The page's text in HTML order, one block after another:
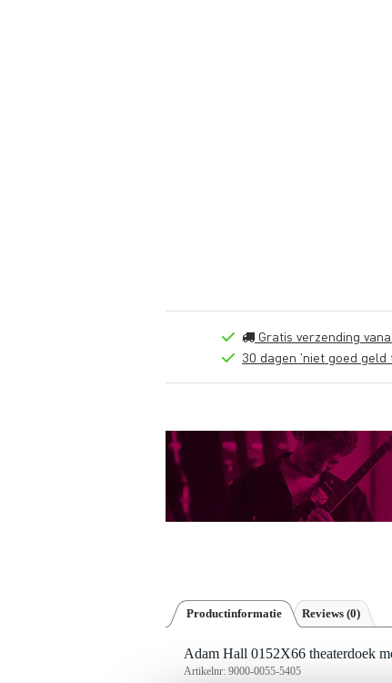
Gratis verzending
30 dagen 'niet goed
Productinformatie Reviews (0)
Adam Hall 0152X66 theaterdoek
Artikelnr: 9000-0055-5405